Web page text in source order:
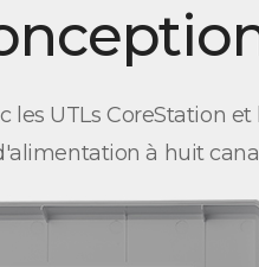
UTLs CoreStation
à huit